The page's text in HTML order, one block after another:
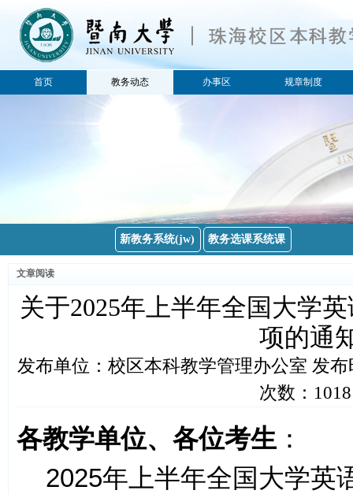
首页 教务动态 办事区 规章制度
实践教学
教学质量
排课选课
教育部
省教育厅
新教务系统(jw) 教务选课系统课
文章阅读
关于2025年上半年全国大学
项的通
发布单位：校区本科教学管理办公室 发布
次数：
各教学单位、各位考生 ：
2025年上半年全国大学英